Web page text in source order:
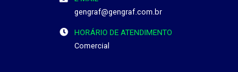
gengraf@gengraf.com.br
HORÁRIO DE ATENDIMENTO
Comercial